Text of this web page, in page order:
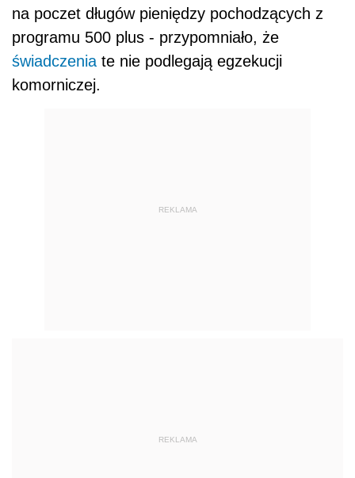
na poczet długów pieniędzy pochodzących z
programu 500 plus - przypomniało, że
świadczeniate nie podlegają egzekucji
komorniczej.
REKLAMA
REKLAMA